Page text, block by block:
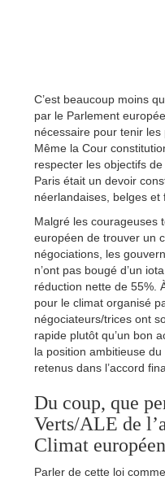
C’est beaucoup moins
par le Parlement
nécessaire pour tenir les
Même la Cour
respecter les objectifs
Paris était un devoir
néerlandaises, belges et
Malgré les courageuses
européen de trouver un
négociations, les
n’ont pas bougé d’un
réduction nette de 55%.
pour le climat organisé
négociateurs/trices ont
rapide plutôt qu’un bon
la position ambitieuse
retenus dans l’accord
Du coup, que
Verts/ALE de
Climat
Parler de cette loi